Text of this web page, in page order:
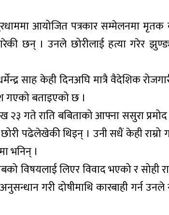
आयोजित पत्रकार सम्मेलनमा मृतक
छन् । उनले छोरीलाई हत्या गरेर
साह केही दिनअघि मात्रै वैदेशिक
गएको बताइएको छ ।
२३ गते राति बबिताको आफ्ना ससुरा
पढेलेखेकी थिइन् । उनी सधैं केही राम्रो
भनिन् ।
विषयलाई लिएर विवाद भएको र सोही
गरी दोषीमाथि कारबाही गर्न